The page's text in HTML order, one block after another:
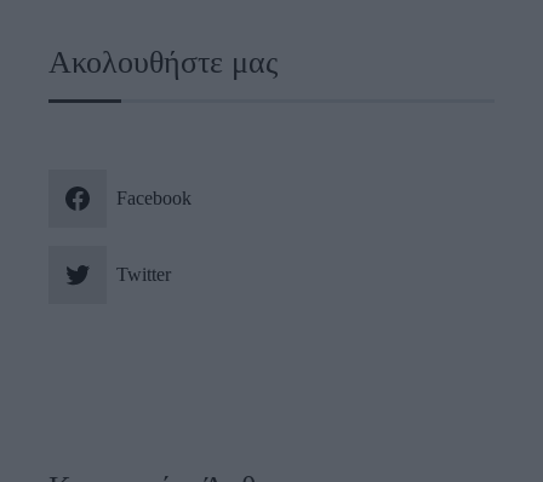
Ακολουθήστε μας
Facebook
Twitter